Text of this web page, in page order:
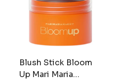
Blush Stick Bloom
Up Mari Maria